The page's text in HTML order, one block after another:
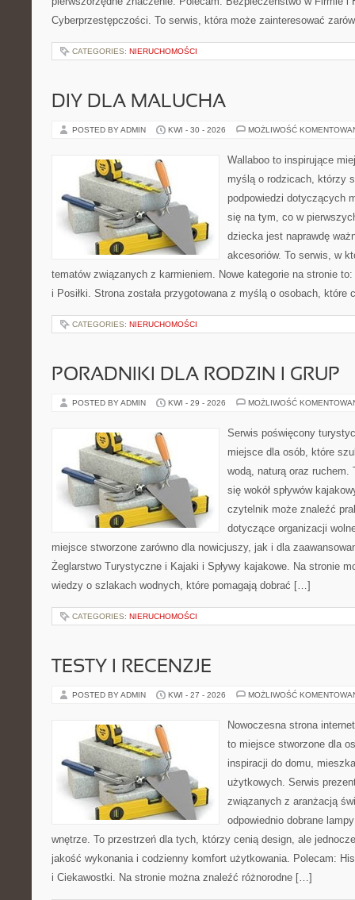
Cyberprzestępczości. To serwis, która może zainteresować
CATEGORIES: NIERUCHOMOŚCI
DIY DLA MALUCHA
POSTED BY ADMIN KWI - 30 - 2026 MOŻLIWOŚĆ
Wallaboo to inspirujące
myślą o rodzicach, którzy
podpowiedzi dotyczących
się na tym, co w
dziecka jest naprawdę
akcesoriów. To serwis, w
tematów związanych z karmieniem. Nowe kategorie na stronie
i Posiłki. Strona została przygotowana z myślą o osobach,
CATEGORIES: NIERUCHOMOŚCI
PORADNIKI DLA RODZIN I GRUP
POSTED BY ADMIN KWI - 29 - 2026 MOŻLIWOŚĆ
Serwis poświęcony
miejsce dla osób, które
wodą, naturą oraz ruchem.
się wokół spływów
czytelnik może znaleźć
dotyczące organizacji
miejsce stworzone zarówno dla nowicjuszy, jak i dla
Żeglarstwo Turystyczne i Kajaki i Spływy kajakowe. Na stronie
wiedzy o szlakach wodnych, które pomagają dobrać […]
CATEGORIES: NIERUCHOMOŚCI
TESTY I RECENZJE
POSTED BY ADMIN KWI - 27 - 2026 MOŻLIWOŚĆ
Nowoczesna strona
to miejsce stworzone dla
inspiracji do domu,
użytkowych. Serwis
związanych z aranżacją
odpowiednio dobrane
wnętrze. To przestrzeń dla tych, którzy cenią design, ale
jakość wykonania i codzienny komfort użytkowania. Polecam:
i Ciekawostki. Na stronie można znaleźć różnorodne […]